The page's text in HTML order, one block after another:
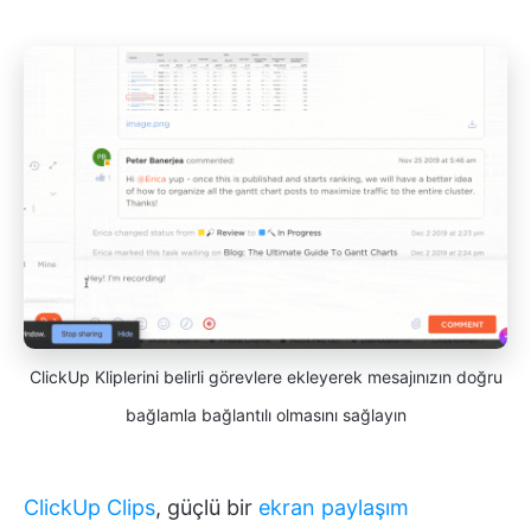
ClickUp Kliplerini belirli görevlere ekleyerek mesajınızın doğru
bağlamla bağlantılı olmasını sağlayın
ClickUp Clips, güçlü bir ekran paylaşım